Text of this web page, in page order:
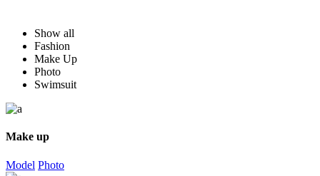
Show all
Fashion
Make Up
Photo
Swimsuit
Make up
Model Photo